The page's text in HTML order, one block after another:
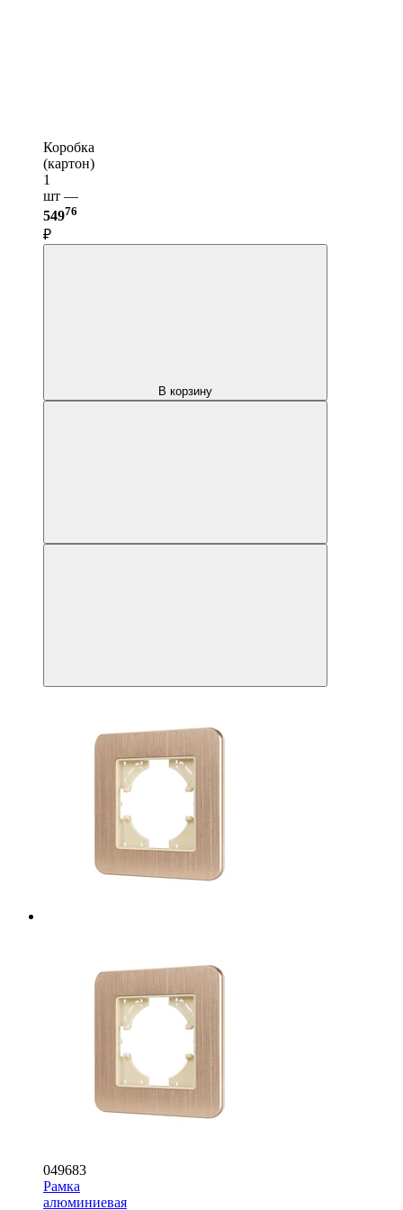
Коробка
(картон)
1
шт —
54976
₽
В корзину
049683
Рамка
алюминиевая